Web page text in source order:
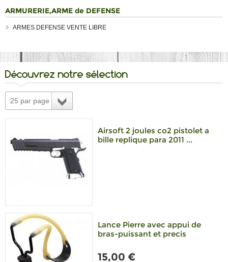
ARMURERIE,ARME de DEFENSE
ARMES DEFENSE VENTE LIBRE
Découvrez notre sélection
25 par page
Airsoft 2 joules co2 pistolet a
bille replique para 2011 ...
Lance Pierre avec appui de
bras-puissant et precis
15,00 €